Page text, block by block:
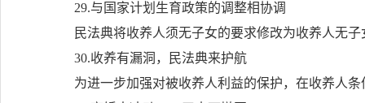
29.与国家计划生育政策的调整相协调
民法典将收养人须无子女的要求修改为收养人无
30.收养有漏洞，民法典来护航
为进一步加强对被收养人利益的保护，在收养人